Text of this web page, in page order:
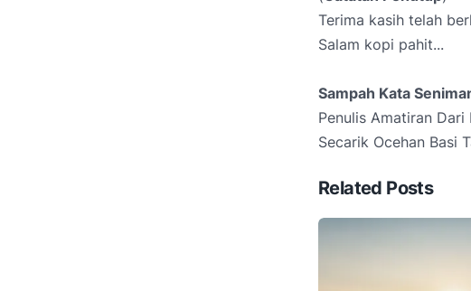
Terima kasih telah
Salam kopi pahit...
Sampah Kata
Penulis Amatiran Dari
Secarik Ocehan Basi
Related Posts